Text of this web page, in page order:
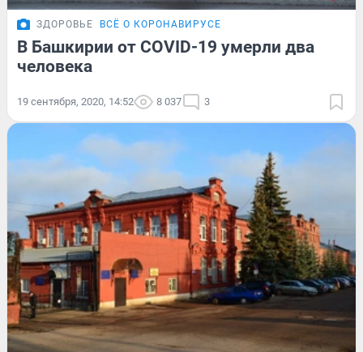
ЗДОРОВЬЕ ВСЁ О КОРОНАВИРУСЕ
В Башкирии от COVID-19 умерли два
человека
19 сентября, 2020, 14:52 8 037 3